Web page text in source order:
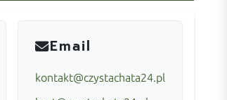
Email
kontakt@czystachata24.pl